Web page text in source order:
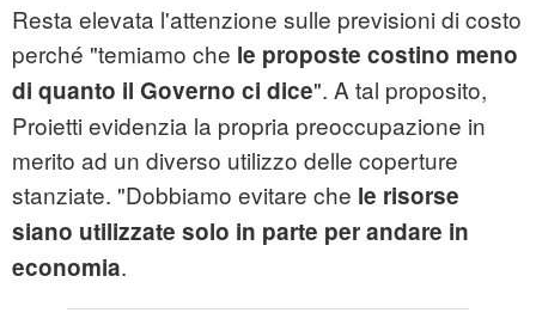
Resta elevata l'attenzione sulle previsioni di costo
perché "temiamo che le proposte costino meno
di quanto il Governo ci dice". A tal proposito,
Proietti evidenzia la propria preoccupazione in
merito ad un diverso utilizzo delle coperture
stanziate. "Dobbiamo evitare che le risorse
siano utilizzate solo in parte per andare in
economia.